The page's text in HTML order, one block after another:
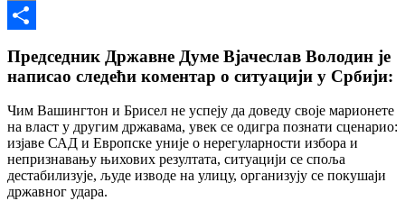
Copy
Председник Државне Думе Вјачеслав Володин је
написао следећи коментар о ситуацији у Србији:
Чим Вашингтон и Брисел не успеју да доведу своје марионете
на власт у другим државама, увек се одигра познати сценарио:
изјаве САД и Европске уније о нерегуларности избора и
непризнавању њихових резултата, ситуацији се споља
дестабилизује, људе изводе на улицу, организују се покушаји
државног удара.